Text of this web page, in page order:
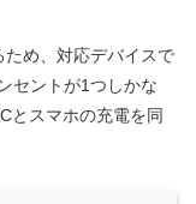
め、対応デバイスで
セントが1つしかな
とスマホの充電を同